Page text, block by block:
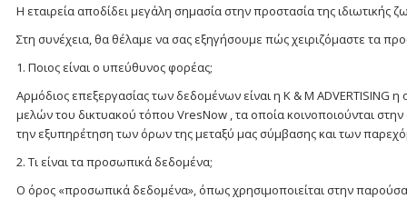
Η εταιρεία αποδίδει μεγάλη σημασία στην προστασία της
Στη συνέχεια, θα θέλαμε να σας εξηγήσουμε πώς χειριζόμαστε τα
1. Ποιος είναι ο υπεύθυνος φορέας;
Αρμόδιος επεξεργασίας των δεδομένων είναι η K & M ADVERTISING
μελών του δικτυακού τόπου VresNow , τα οποία κοινοποιούνται
την εξυπηρέτηση των όρων της μεταξύ μας σύμβασης και των
2. Τι είναι τα προσωπικά δεδομένα;
Ο όρος «προσωπικά δεδομένα», όπως χρησιμοποιείται στην